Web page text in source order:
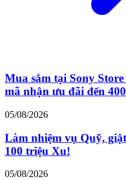
Mua sắm tại Sony
mã nhận ưu đãi đến
05/08/2026
Làm nhiệm vụ Quỹ,
100 triệu Xu!
05/08/2026